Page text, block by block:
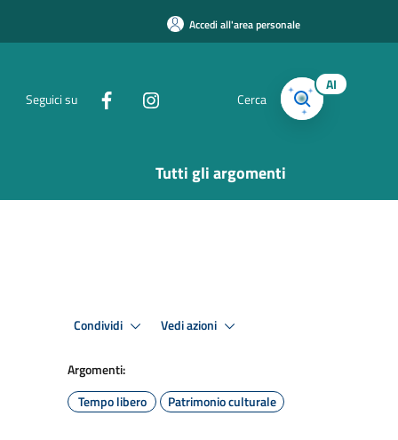
Accedi all'area personale
Seguici su Cerca
AI
Tutti gli argomenti
Condividi Vedi azioni
Argomenti:
Tempo libero
Patrimonio culturale